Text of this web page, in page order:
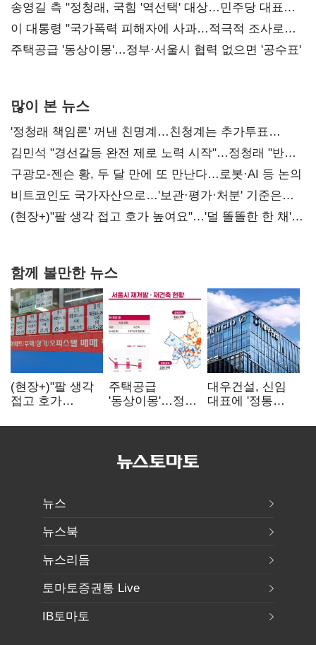
리모델링' 제안
송영길 측 "정청래, 국힘 '역선택' 대상…민주당 대표로
총선 지휘 못해"
이 대통령 "국가폭력 피해자에 사과…적극적 조사로
진실 밝혀야"
주택공급 '동상이몽'…정부·서울시 협력 없으면 '공수표'
많이 본 뉴스
'정청래 책임론' 꺼낸 친명계…친청계는 추가투표
때리기
김민석 "경선갈등 완전 제로 노력 시작"…정청래 "반명
공세 사과부터"
구광모-젠슨 황, 두 달 만에 또 만난다…로봇·AI 등 논의
비트코인도 국가자산으로…'보관·평가·처분' 기준은
숙제
(현장+)"팔 생각 접고 호가 높여요"…'덜 똘똘한 한 채'
함께 볼만한 뉴스
(현장+)"팔 생각
접고 호가
똘똘한 한 채'
주택공급
'동상이몽'…정부
없으면 '공수표'
대우건설, 신임
대표에 '정통
부사장 내정
뉴스
뉴스북
뉴스리듬
토마토증권통 Live
IB토마토